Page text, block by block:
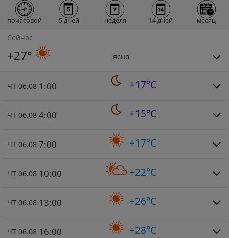
почасовой 5 дней неделя 14 дней месяц
Сейчас
+27° ясно
ЧТ 06.08 1:00 +17°C
ЧТ 06.08 4:00 +15°C
ЧТ 06.08 7:00 +17°C
ЧТ 06.08 10:00 +22°C
ЧТ 06.08 13:00 +26°C
ЧТ 06.08 16:00 +28°C